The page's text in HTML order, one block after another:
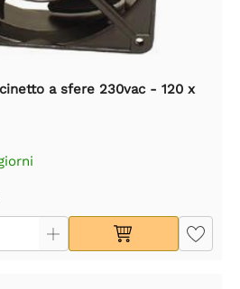
a sfere 230vac - 120 x